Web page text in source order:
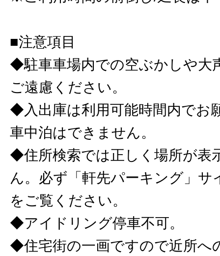
■注意項目
◆駐車車場内での空ぶかしや大
ご遠慮ください。
◆入出庫は利用可能時間内でお
車中泊はできません。
◆住所検索では正しく場所が表
ん。必ず「軒先パーキング」サ
をご覧ください。
◆アイドリング停車不可。
◆住宅街の一画ですので近所へ